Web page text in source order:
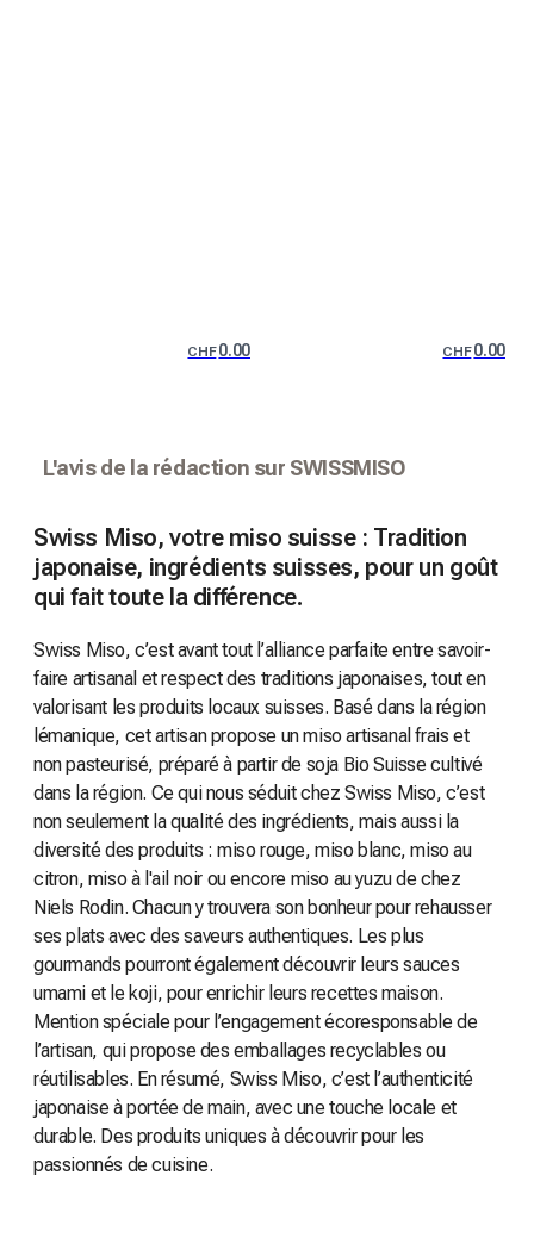
CHF0.00 CHF0.00
L'avis de la rédaction sur SWISSMISO
Swiss Miso, votre miso suisse : Tradition
japonaise, ingrédients suisses, pour un goût
qui fait toute la différence.
Swiss Miso, c’est avant tout l’alliance parfaite entre savoir-
faire artisanal et respect des traditions japonaises, tout en
valorisant les produits locaux suisses. Basé dans la région
lémanique, cet artisan propose un miso artisanal frais et
non pasteurisé, préparé à partir de soja Bio Suisse cultivé
dans la région. Ce qui nous séduit chez Swiss Miso, c’est
non seulement la qualité des ingrédients, mais aussi la
diversité des produits : miso rouge, miso blanc, miso au
citron, miso à l'ail noir ou encore miso au yuzu de chez
Niels Rodin. Chacun y trouvera son bonheur pour rehausser
ses plats avec des saveurs authentiques. Les plus
gourmands pourront également découvrir leurs sauces
umami et le koji, pour enrichir leurs recettes maison.
Mention spéciale pour l’engagement écoresponsable de
l’artisan, qui propose des emballages recyclables ou
réutilisables. En résumé, Swiss Miso, c’est l’authenticité
japonaise à portée de main, avec une touche locale et
durable. Des produits uniques à découvrir pour les
passionnés de cuisine.